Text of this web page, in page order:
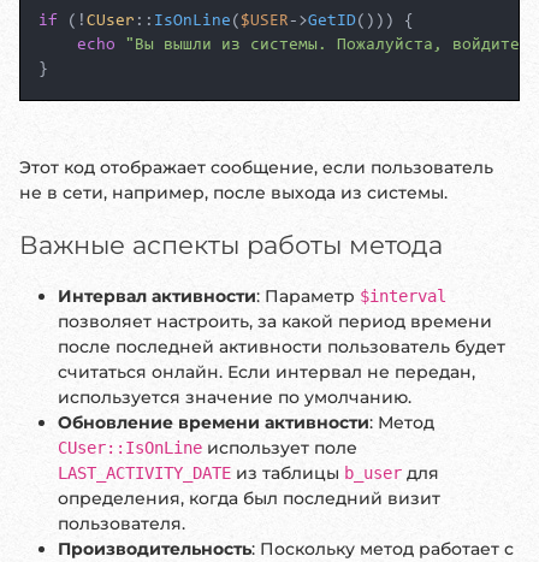
if (! CUser :: IsOnLine ( $USER->GetID())) {
echo
"Вы вышли из системы. Пожалуйста, войдите
}
Этот код отображает сообщение, если пользователь
не в сети, например, после выхода из системы.
Важные аспекты работы метода
Интервал активности: Параметр $interval
позволяет настроить, за какой период времени
после последней активности пользователь будет
считаться онлайн. Если интервал не передан,
используется значение по умолчанию.
Обновление времени активности: Метод
CUser::IsOnLine использует поле
LAST_ACTIVITY_DATE из таблицы b_user для
определения, когда был последний визит
пользователя.
Производительность: Поскольку метод работает с